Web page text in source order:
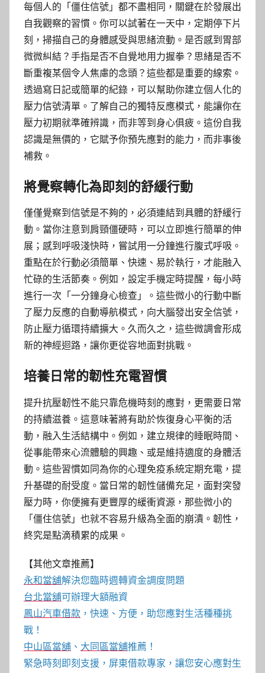
每個人的「僵住信號」都不盡相同，關鍵在於發展出
自我觀察的習慣。你可以試著在一天中，定期停下片
刻，掃描自己的身體感受與思緒流動。是否感到胃部
微微糾結？手指是否不自覺地用力握拳？思緒是否不
斷重複某個令人焦慮的念頭？這些都是重要的線索。
透過寫日記或簡單的紀錄，可以幫助你建立個人化的
壓力信號清單。了解自己的獨特反應模式，能讓你在
壓力初期就準確辨識，而非等到身心俱疲。這份自我
認識是無價的，它賦予你預先應對的能力，而非事後
補救。
將覺察轉化為即刻的舒緩行動
僅僅覺察到信號是不夠的，必須連結到具體的舒緩行
動。當你注意到肩頸僵硬時，可以立即進行簡單的伸
展；感到呼吸淺快時，嘗試用一分鐘進行腹式呼吸。
重點在於行動必須簡單、快速、易於執行，才能融入
忙碌的生活節奏。例如，設定手機定時提醒，每小時
進行一次「一分鐘身心檢查」。這些微小的行動中斷
了壓力反應的自動導航模式，向大腦發出安全信號，
防止壓力循環持續擴大。久而久之，這些微調會形成
新的神經迴路，讓你更從容地面對挑戰。
培養日常的韌性充電習慣
提升抗壓韌性不能只靠危機時刻的應對，更需要日常
的持續滋養。這意味著將有助於恢復身心平衡的活
動，融入生活結構中。例如，建立規律的睡眠時間、
從事能帶來心流體驗的興趣、或是維持適度的身體活
動。這些習慣如同為你的心理免疫系統定期充電，提
升基礎的耐受度。當日常的韌性儲備充足，面對突發
壓力時，你便擁有更豐厚的緩衝資源，那些微小的
「僵住信號」也就不容易升級為全面的崩潰。韌性，
終究是點滴積累的成果。
【其他文章推薦】
永和當舖解決您臨時週轉資金調度問題
台北當舖可辦理大額融資
鳳山汽車借款 ，快速、方便，助您應對生活種種挑
戰！
中山區當舖 、 大同區當舖推薦！
緊急時刻即刻支援，屏東借款專家，讓您安心應對生